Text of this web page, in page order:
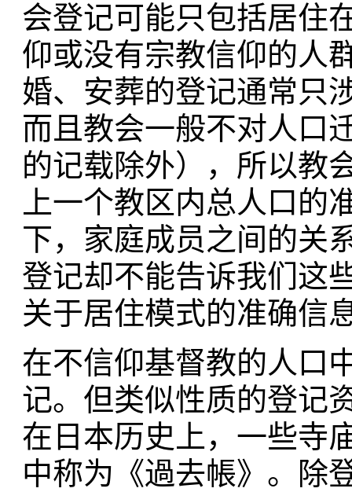
会登记可能只包括居住
仰或没有宗教信仰的人
婚、安葬的登记通常只
而且教会一般不对人口
的记载除外），所以教
上一个教区内总人口的
下，家庭成员之间的关
登记却不能告诉我们这
关于居住模式的准确信
在不信仰基督教的人口
记。但类似性质的登记
在日本历史上，一些寺
中称为《過去帳》。除